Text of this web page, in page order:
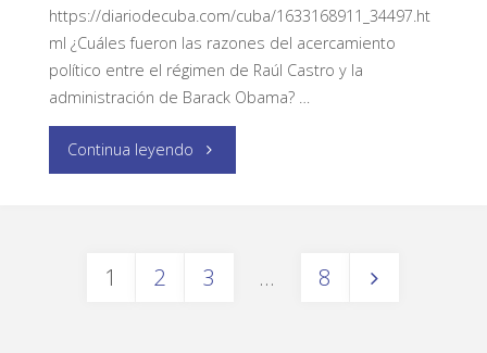
https://diariodecuba.com/cuba/1633168911_34497.ht
ml ¿Cuáles fueron las razones del acercamiento
político entre el régimen de Raúl Castro y la
administración de Barack Obama? …
Continua leyendo
1 2 3 … 8